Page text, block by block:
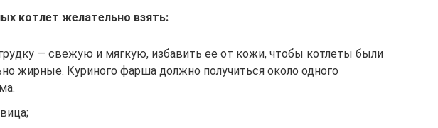
котлет желательно взять:
— свежую и мягкую, избавить ее от кожи, чтобы котлеты были
жирные. Куриного фарша должно получиться около одного